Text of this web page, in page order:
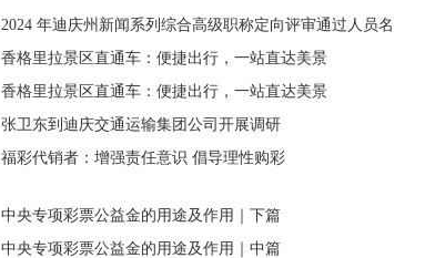
2024 年迪庆州新闻系列综合高级职称定向评审通过人员名
单公示
香格里拉景区直通车：便捷出行，一站直达美景
香格里拉景区直通车：便捷出行，一站直达美景
张卫东到迪庆交通运输集团公司开展调研
福彩代销者：增强责任意识 倡导理性购彩
中央专项彩票公益金的用途及作用｜下篇
中央专项彩票公益金的用途及作用｜中篇